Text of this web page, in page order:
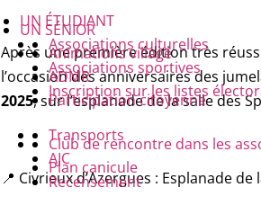
UN ÉTUDIANT
Associations culturelles
Associations sportives
Inscription sur les listes
Transports
AJC
Recensement
UN SÉNIOR
Animations village
ADMR
Participation citoyenne
Club de rencontre dans les
Plan canicule
Après une première édition très
l’occasion des anniversaires des
2025, sur l’esplanade de la salle des
📍 Civrieux d’Azergues : Esplanade